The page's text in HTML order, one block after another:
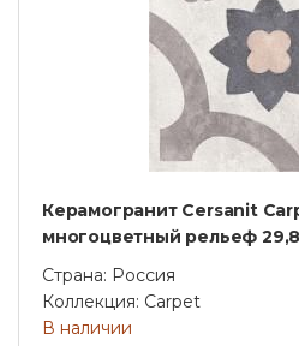
Керамогранит Cersanit
многоцветный рельеф
Страна: Россия
Коллекция: Carpet
В наличии